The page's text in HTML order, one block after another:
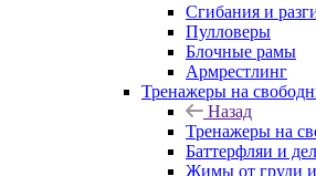
Сгибания и
Пулловеры
Блочные рамы
Армрестлинг
Тренажеры на
Назад
Тренажеры на
Баттерфляи и
Жимы от груди